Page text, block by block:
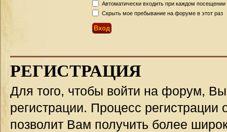
Автоматически входить при каждом посещении
Скрыть мое пребывание на форуме в этот раз
РЕГИСТРАЦИЯ
Для того, чтобы войти на форум,
регистрации. Процесс регистрации
позволит Вам получить более